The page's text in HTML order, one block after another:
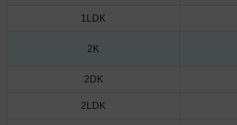
1LDK
2K
2DK
2LDK